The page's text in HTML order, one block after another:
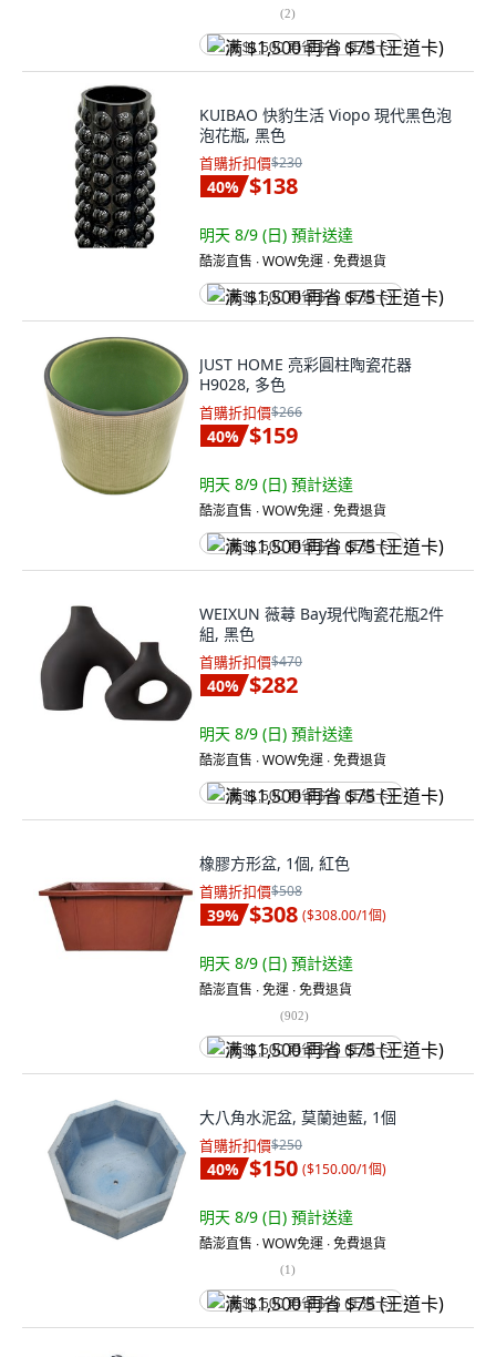
(2)
满 $1,500 再省 $75 (王道卡)
KUIBAO 快豹生活 Viopo 現代黑色泡
泡花瓶, 黑色
首購折扣價$230
40% $138
明天 8/9 (日) 預計送達
酷澎直售 ∙ WOW免運 ∙ 免費退貨
满 $1,500 再省 $75 (王道卡)
JUST HOME 亮彩圓柱陶瓷花器
H9028, 多色
首購折扣價$266
40% $159
明天 8/9 (日) 預計送達
酷澎直售 ∙ WOW免運 ∙ 免費退貨
满 $1,500 再省 $75 (王道卡)
WEIXUN 薇蕁 Bay現代陶瓷花瓶2件
組, 黑色
首購折扣價$470
40% $282
明天 8/9 (日) 預計送達
酷澎直售 ∙ WOW免運 ∙ 免費退貨
满 $1,500 再省 $75 (王道卡)
橡膠方形盆, 1個, 紅色
首購折扣價$508
39% $308 ($308.00/1個)
明天 8/9 (日) 預計送達
酷澎直售 ∙ 免運 ∙ 免費退貨
(902)
满 $1,500 再省 $75 (王道卡)
大八角水泥盆, 莫蘭迪藍, 1個
首購折扣價$250
40% $150 ($150.00/1個)
明天 8/9 (日) 預計送達
酷澎直售 ∙ WOW免運 ∙ 免費退貨
(1)
满 $1,500 再省 $75 (王道卡)